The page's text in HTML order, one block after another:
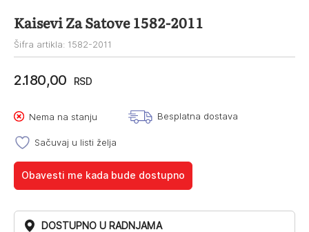
Kaisevi Za Satove 1582-2011
Šifra artikla: 1582-2011
2.180,00 RSD
Nema na stanju Besplatna dostava
Sačuvaj u listi želja
Obavesti me kada bude dostupno
DOSTUPNO U RADNJAMA